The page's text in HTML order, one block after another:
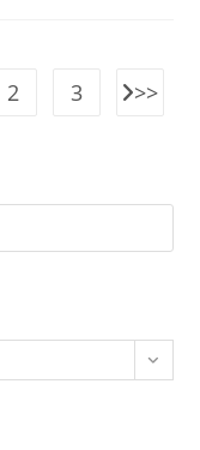
2 3